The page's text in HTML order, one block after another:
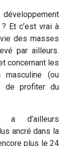
Et c’est vrai à
des masses
par ailleurs.
concernant les
masculine (ou
de profiter du
d’ailleurs
ancré dans la
plus le 24